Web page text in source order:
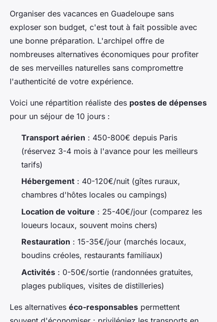
Organiser des vacances en Guadeloupe sans
exploser son budget, c'est tout à fait possible avec
une bonne préparation. L'archipel offre de
nombreuses alternatives économiques pour profiter
de ses merveilles naturelles sans compromettre
l'authenticité de votre expérience.
Voici une répartition réaliste des postes de dépenses
pour un séjour de 10 jours :
Transport aérien : 450-800€ depuis Paris
(réservez 3-4 mois à l'avance pour les meilleurs
tarifs)
Hébergement : 40-120€/nuit (gîtes ruraux,
chambres d'hôtes locales ou campings)
Location de voiture : 25-40€/jour (comparez les
loueurs locaux, souvent moins chers)
Restauration : 15-35€/jour (marchés locaux,
boudins créoles, restaurants familiaux)
Activités : 0-50€/sortie (randonnées gratuites,
plages publiques, visites de distilleries)
Les alternatives éco-responsables permettent